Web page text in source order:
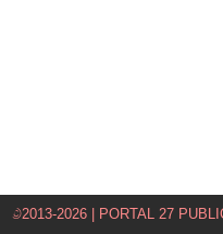
©2013-2026 | PORTAL 27